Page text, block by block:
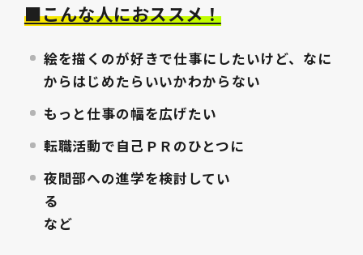
■こんな人におススメ！
絵を描くのが好きで仕事にしたいけど、なに
からはじめたらいいかわからない
もっと仕事の幅を広げたい
転職活動で自己ＰＲのひとつに
夜間部への進学を検討してい
る
など